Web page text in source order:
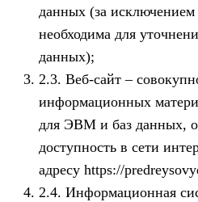
данных (за исключением
необходима для
данных);
2.3. Веб-сайт –
информационных
для ЭВМ и баз данных,
доступность в сети
адресу https://
2.4. Информационная